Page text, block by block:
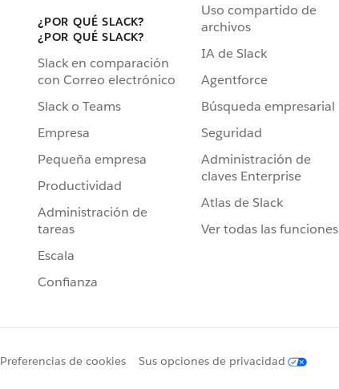
¿POR QUÉ SLACK?
¿POR QUÉ SLACK?
Slack en comparación
con Correo electrónico
Slack o Teams
Empresa
Pequeña empresa
Productividad
Administración de
tareas
Escala
Confianza
Uso compartido de
archivos
IA de Slack
Agentforce
Búsqueda empresarial
Seguridad
Administración de
claves Enterprise
Atlas de Slack
Ver todas las funciones
Preferencias de cookies Sus opciones de privacidad